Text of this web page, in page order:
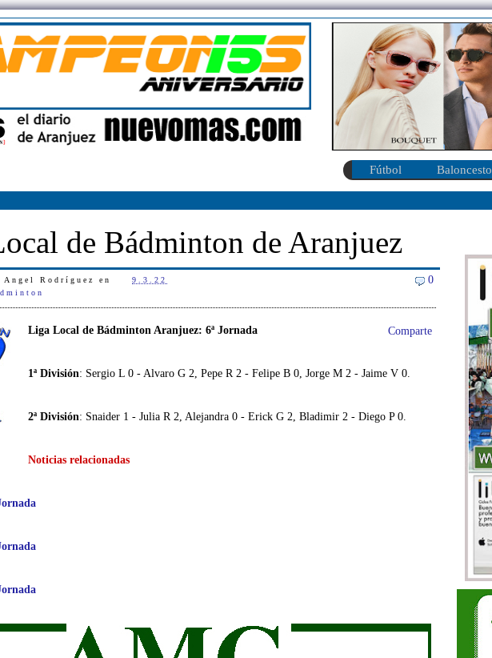
Fútbol Baloncesto
de Bádminton de Aranjuez
Angel Rodríguez en 9.3.22 0
Comparte
Liga Local de Bádminton Aranjuez: 6ª Jornada
1ª División: Sergio L 0 - Alvaro G 2, Pepe R 2 - Felipe B 0, Jorge M 2 - Jaime V 0.
2ª División: Snaider 1 - Julia R 2, Alejandra 0 - Erick G 2, Bladimir 2 - Diego P 0.
Noticias relacionadas